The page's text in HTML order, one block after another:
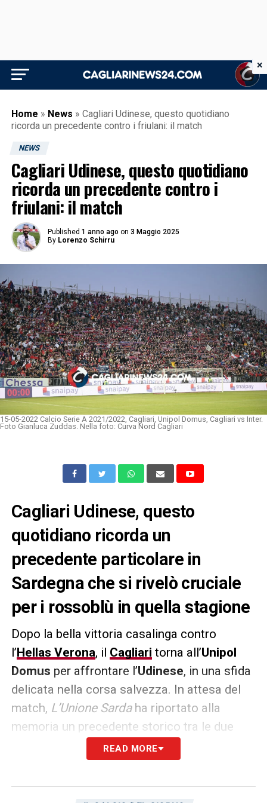
Home » News » Cagliari Udinese, questo quotidiano
ricorda un precedente contro i friulani: il match
NEWS
Cagliari Udinese, questo quotidiano
ricorda un precedente contro i
friulani: il match
Published 1 anno ago on 3 Maggio 2025
By Lorenzo Schirru
15-05-2022 Calcio Serie A 2021/2022, Cagliari, Unipol Domus, Cagliari vs Inter.
Foto Gianluca Zuddas. Nella foto: Curva Nord Cagliari
Cagliari Udinese, questo
quotidiano ricorda un
precedente particolare in
Sardegna che si rivelò cruciale
per i rossoblù in quella stagione
Dopo la bella vittoria casalinga contro
l’Hellas Verona, il Cagliari torna all’Unipol
Domus per affrontare l’Udinese, in una sfida
delicata nella corsa salvezza. In attesa del
match, L’Unione Sardaha riportato alla
memoria un precedente storico tra le due
squadre, risalente al 21 gennaio 1996. Allora,
la squadra guidata daGiovanni Trapattoni
READ MORE
×